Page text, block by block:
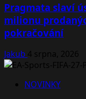
Pragmata slaví
milionu
pokračování
Jakub 4 srpna, 2026
NOVINKY